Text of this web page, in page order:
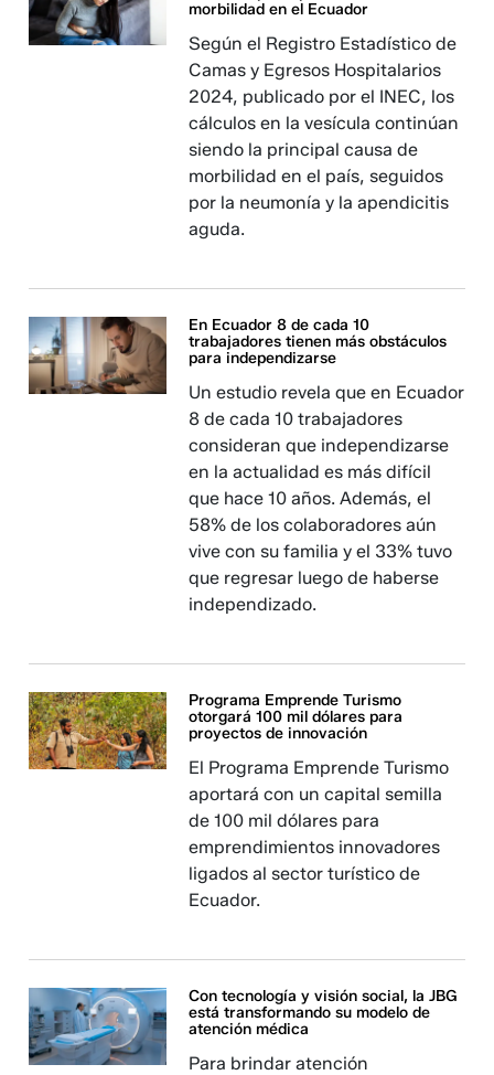
morbilidad en el Ecuador
Según el Registro Estadístico de
Camas y Egresos Hospitalarios
2024, publicado por el INEC, los
cálculos en la vesícula continúan
siendo la principal causa de
morbilidad en el país, seguidos
por la neumonía y la apendicitis
aguda.
En Ecuador 8 de cada 10
trabajadores tienen más obstáculos
para independizarse
Un estudio revela que en Ecuador
8 de cada 10 trabajadores
consideran que independizarse
en la actualidad es más difícil
que hace 10 años. Además, el
58% de los colaboradores aún
vive con su familia y el 33% tuvo
que regresar luego de haberse
independizado.
Programa Emprende Turismo
otorgará 100 mil dólares para
proyectos de innovación
El Programa Emprende Turismo
aportará con un capital semilla
de 100 mil dólares para
emprendimientos innovadores
ligados al sector turístico de
Ecuador.
Con tecnología y visión social, la JBG
está transformando su modelo de
atención médica
Para brindar atención